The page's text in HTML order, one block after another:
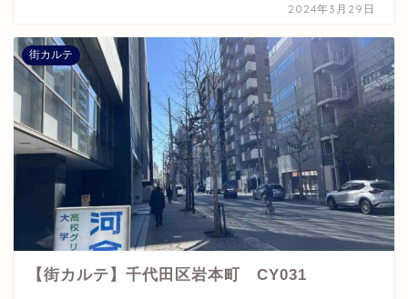
2024年3月29日
街カルテ
【街カルテ】千代田区岩本町 CY031